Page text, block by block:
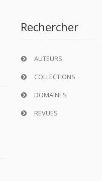
Rechercher
AUTEURS
COLLECTIONS
DOMAINES
REVUES